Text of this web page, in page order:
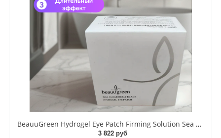
BeauuGreen Hydrogel Eye Patch Firming Solution Sea Cocumber & Black Гидрогелевые патчи для кожи вокруг глаз с экстрактом черного морского огурца 60 шт 90 гр
3 822 руб